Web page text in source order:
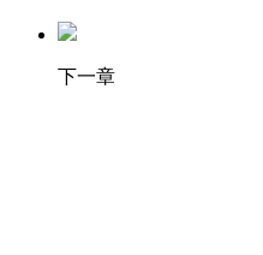
下一章